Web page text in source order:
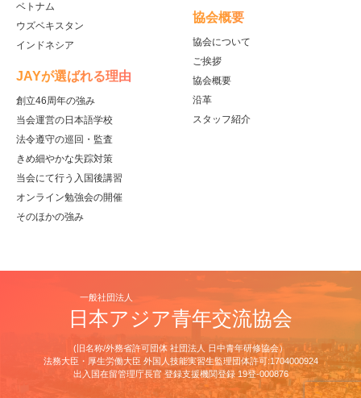
ベトナム
ウズベキスタン
インドネシア
JAYが選ばれる理由
創立46周年の強み
当会運営の日本語学校
法令遵守の巡回・監査
きめ細やかな失踪対策
当会にて行う入国後講習
オンライン勉強会の開催
そのほかの強み
協会概要
協会について
ご挨拶
協会概要
沿革
スタッフ紹介
一般社団法人
日本アジア青年交流協会
(旧名称/外務省許可団体 社団法人 日中青年研修協会）
法務大臣・厚生労働大臣 外国人技能実習生監理団体許可:1704000924
出⼊国在留管理庁⻑官 登録⽀援機関登録 19登-000876